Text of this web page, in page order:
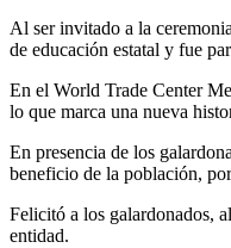
Al ser invitado a la
de educación estatal y fue
En el World Trade Center
lo que marca una nueva
En presencia de los
beneficio de la población,
Felicitó a los galardonados,
entidad.